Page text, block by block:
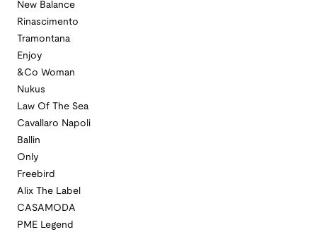
New Balance
Rinascimento
Tramontana
Enjoy
&Co Woman
Nukus
Law Of The Sea
Cavallaro Napoli
Ballin
Only
Freebird
Alix The Label
CASAMODA
PME Legend